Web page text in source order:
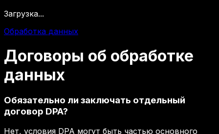
Загрузка...
Обработка данных
Договоры об обработке
данных
Обязательно ли заключать отдельный
договор DPA?
Нет, условия DPA могут быть частью основного